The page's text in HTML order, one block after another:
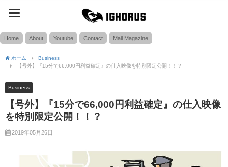
toggle
Home About Youtube Contact Mail Magazine
ホーム
Business
【号外】『15分で66,000円利益確定』の仕入映像を特別限定公開！！？
Business
【号外】『15分で66,000円利益確定』の仕入映像
を特別限定公開！！？
2019年05月26日